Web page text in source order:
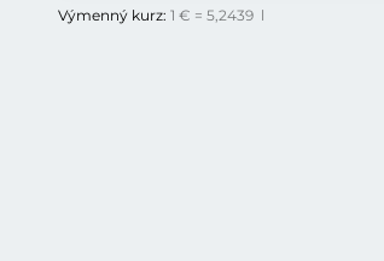
Výmenný kurz: 1 € = 5,2439 l